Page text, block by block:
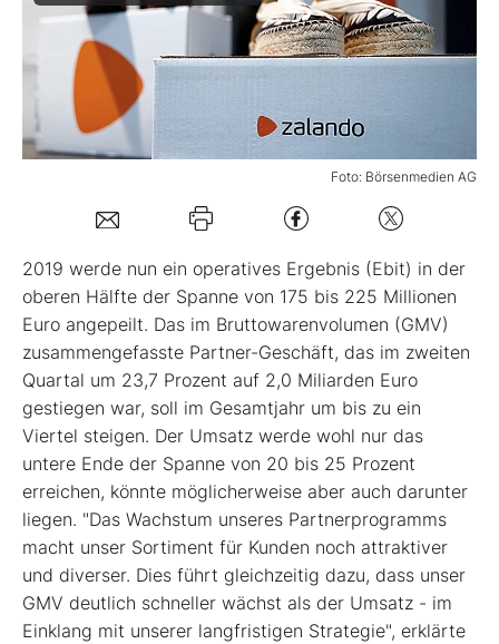
Experten
Mein B:O
Mein Konto
Folgen Sie uns
Kontakt
Foto: Börsenmedien AG
2019 werde nun ein operatives Ergebnis (Ebit) in der
oberen Hälfte der Spanne von 175 bis 225 Millionen
Euro angepeilt. Das im Bruttowarenvolumen (GMV)
zusammengefasste Partner-Geschäft, das im zweiten
Quartal um 23,7 Prozent auf 2,0 Miliarden Euro
gestiegen war, soll im Gesamtjahr um bis zu ein
Viertel steigen. Der Umsatz werde wohl nur das
untere Ende der Spanne von 20 bis 25 Prozent
erreichen, könnte möglicherweise aber auch darunter
liegen. "Das Wachstum unseres Partnerprogramms
macht unser Sortiment für Kunden noch attraktiver
und diverser. Dies führt gleichzeitig dazu, dass unser
GMV deutlich schneller wächst als der Umsatz - im
Einklang mit unserer langfristigen Strategie", erklärte